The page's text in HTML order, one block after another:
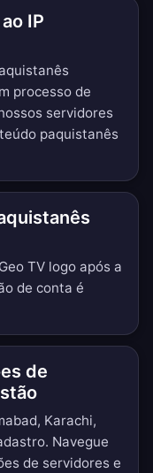
IP
processo de
servidores
paquistanês
TV logo após a
de conta é
de
Karachi,
Navegue
de servidores e